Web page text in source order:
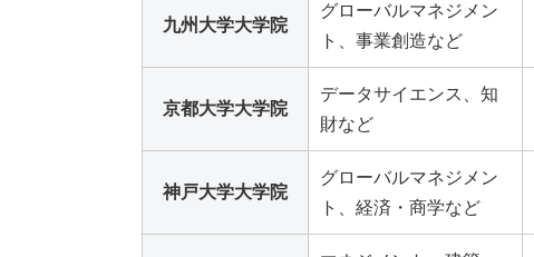
九州大学大学院
グローバルマネジメン
ト、事業創造など
京都大学大学院
データサイエンス、知
財など
神戸大学大学院
グローバルマネジメン
ト、経済・商学など